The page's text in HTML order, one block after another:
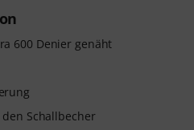
600 Denier genäht
Schallbecher